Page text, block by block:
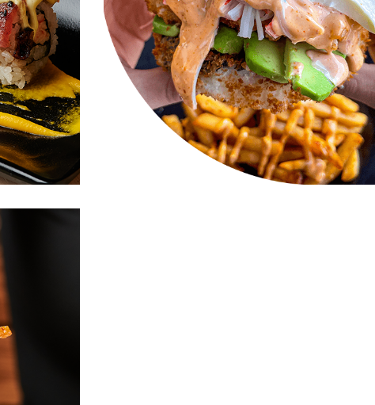
Oriental Burger